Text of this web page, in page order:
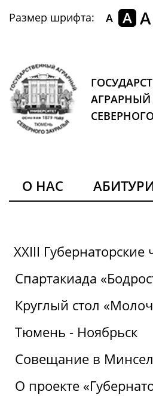
Размер шрифта: A A A
АГРАРНЫЙ
О НАС
XXIII Губернаторские
Спартакиада
Круглый стол
Тюмень - Ноябрьск
Совещание в
О проекте